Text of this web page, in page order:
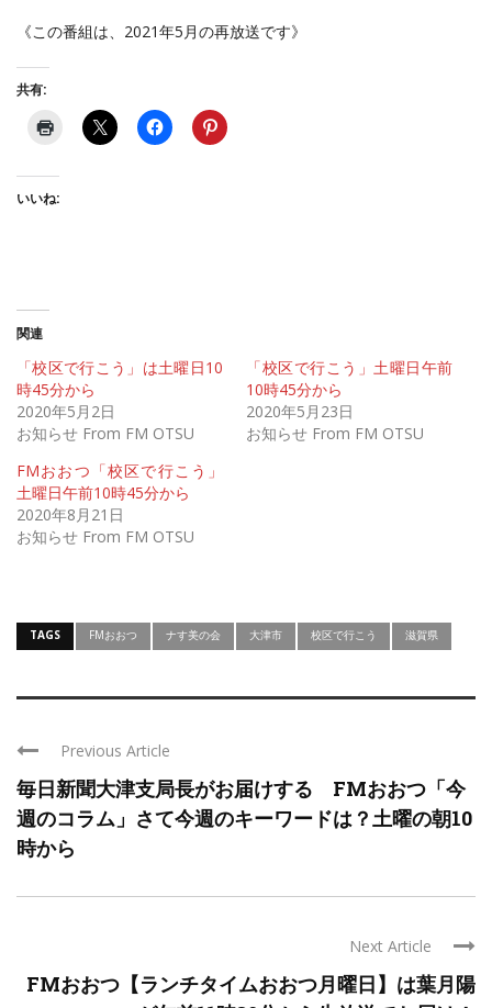
《この番組は、2021年5月の再放送です》
共有:
いいね:
関連
「校区で行こう」は土曜日10
時45分から
2020年5月2日
お知らせ From FM OTSU
「校区で行こう」土曜日午前
10時45分から
2020年5月23日
お知らせ From FM OTSU
FMおおつ「校区で行こう」
土曜日午前10時45分から
2020年8月21日
お知らせ From FM OTSU
TAGS FMおおつ ナす美の会 大津市 校区で行こう 滋賀県
Previous Article
毎日新聞大津支局長がお届けする FMおおつ「今
週のコラム」さて今週のキーワードは？土曜の朝10
時から
Next Article
FMおおつ【ランチタイムおおつ月曜日】は葉月陽